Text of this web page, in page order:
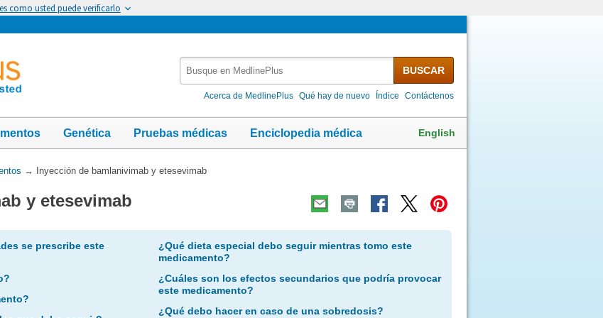
como usted puede verificarlo
MedlinePlus
BUSCAR
Acerca de MedlinePlus Qué hay de nuevo Índice Contáctenos
Genética Pruebas médicas Enciclopedia médica English
→ Inyección de bamlanivimab y etesevimab
y etesevimab
se prescribe este
¿Qué dieta especial debo seguir mientras tomo este
medicamento?
¿Cuáles son los efectos secundarios que podría provocar
este medicamento?
¿Qué debo hacer en caso de una sobredosis?